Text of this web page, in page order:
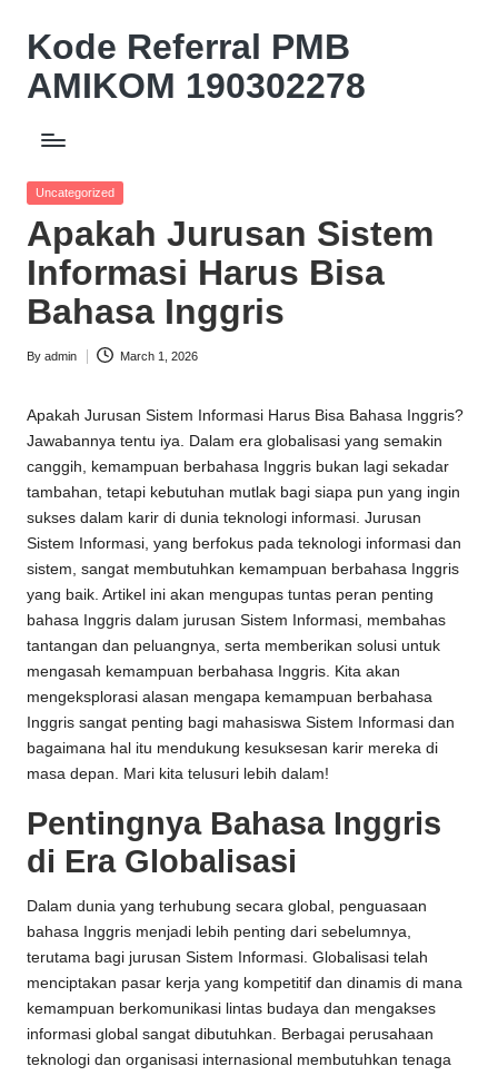
content
Kode Referral PMB
AMIKOM 190302278
Relasi
Potongan
UKT
10%
Posted
Uncategorized
Apakah Jurusan Sistem
Informasi Harus Bisa
Bahasa Inggris
Posted
By admin March 1, 2026
Apakah Jurusan Sistem Informasi Harus Bisa Bahasa Inggris?
Jawabannya tentu iya. Dalam era globalisasi yang semakin
canggih, kemampuan berbahasa Inggris bukan lagi sekadar
tambahan, tetapi kebutuhan mutlak bagi siapa pun yang ingin
sukses dalam karir di dunia teknologi informasi. Jurusan
Sistem Informasi, yang berfokus pada teknologi informasi dan
sistem, sangat membutuhkan kemampuan berbahasa Inggris
yang baik. Artikel ini akan mengupas tuntas peran penting
bahasa Inggris dalam jurusan Sistem Informasi, membahas
tantangan dan peluangnya, serta memberikan solusi untuk
mengasah kemampuan berbahasa Inggris. Kita akan
mengeksplorasi alasan mengapa kemampuan berbahasa
Inggris sangat penting bagi mahasiswa Sistem Informasi dan
bagaimana hal itu mendukung kesuksesan karir mereka di
masa depan. Mari kita telusuri lebih dalam!
Pentingnya Bahasa Inggris
di Era Globalisasi
Dalam dunia yang terhubung secara global, penguasaan
bahasa Inggris menjadi lebih penting dari sebelumnya,
terutama bagi jurusan Sistem Informasi. Globalisasi telah
menciptakan pasar kerja yang kompetitif dan dinamis di mana
kemampuan berkomunikasi lintas budaya dan mengakses
informasi global sangat dibutuhkan. Berbagai perusahaan
teknologi dan organisasi internasional membutuhkan tenaga